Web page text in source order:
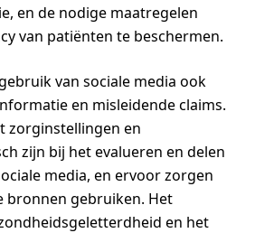
en de nodige maatregelen
van patiënten te beschermen.
van sociale media ook
en misleidende claims.
zorginstellingen en
zijn bij het evalueren en delen
media, en ervoor zorgen
bronnen gebruiken. Het
en het